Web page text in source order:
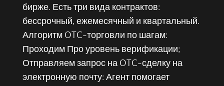
бирже. Есть три вида контрактов:
бессрочный, ежемесячный и квартальный.
Алгоритм OTC-торговли по шагам:
Проходим Про уровень верификации;
Отправляем запрос на OTC-сделку на
электронную почту: Агент помогает